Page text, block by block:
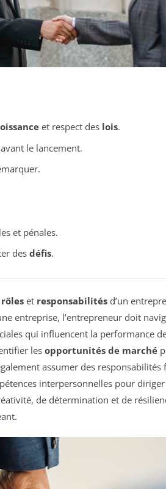
et respect des lois.
le lancement.
et pénales.
des défis.
rôles et responsabilités d’un
entreprise, l’entrepreneur doit
qui influencent la performance
lesopportunités de marché
assumer des responsabilités
interpersonnelles pour
de détermination et de